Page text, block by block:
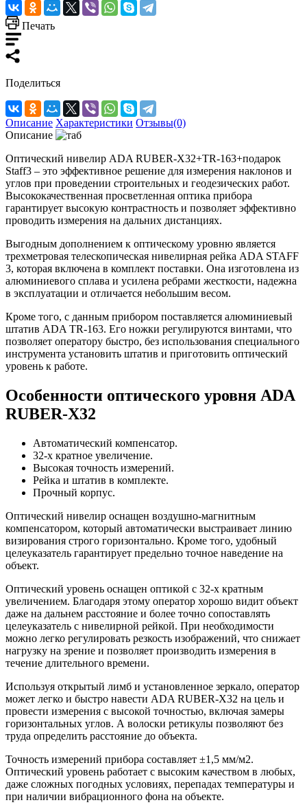
Печать
Поделиться
Описание Характеристики Отзывы(0)
Описание
Оптический нивелир ADA RUBER-X32+TR-163+подарок
Staff3 – это эффективное решение для измерения наклонов и
углов при проведении строительных и геодезических работ.
Высококачественная просветленная оптика прибора
гарантирует высокую контрастность и позволяет эффективно
проводить измерения на дальних дистанциях.
Выгодным дополнением к оптическому уровню является
трехметровая телескопическая нивелирная рейка ADA STAFF
3, которая включена в комплект поставки. Она изготовлена из
алюминиевого сплава и усилена ребрами жесткости, надежна
в эксплуатации и отличается небольшим весом.
Кроме того, с данным прибором поставляется алюминиевый
штатив ADA TR-163. Его ножки регулируются винтами, что
позволяет оператору быстро, без использования специального
инструмента установить штатив и приготовить оптический
уровень к работе.
Особенности оптического уровня ADA
RUBER-X32
Автоматический компенсатор.
32-х кратное увеличение.
Высокая точность измерений.
Рейка и штатив в комплекте.
Прочный корпус.
Оптический нивелир оснащен воздушно-магнитным
компенсатором, который автоматически выстраивает линию
визирования строго горизонтально. Кроме того, удобный
целеуказатель гарантирует предельно точное наведение на
объект.
Оптический уровень оснащен оптикой с 32-х кратным
увеличением. Благодаря этому оператор хорошо видит объект
даже на дальнем расстояние и более точно сопоставлять
целеуказатель с нивелирной рейкой. При необходимости
можно легко регулировать резкость изображений, что снижает
нагрузку на зрение и позволяет производить измерения в
течение длительного времени.
Используя открытый лимб и установленное зеркало, оператор
может легко и быстро навести ADA RUBER-X32 на цель и
провести измерения с высокой точностью, включая замеры
горизонтальных углов. А волоски ретикулы позволяют без
труда определить расстояние до объекта.
Точность измерений прибора составляет ±1,5 мм/м2.
Оптический уровень работает с высоким качеством в любых,
даже сложных погодных условиях, перепадах температуры и
при наличии вибрационного фона на объекте.